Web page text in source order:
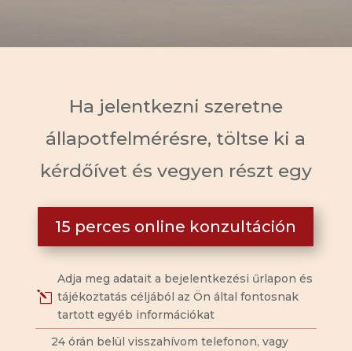
Ha jelentkezni szeretne
állapotfelmérésre, töltse ki a
kérdőívet és vegyen részt egy
15 perces online konzultáción
l
Adja meg adatait a bejelentkezési űrlapon és
tájékoztatás céljából az Ön által fontosnak
tartott egyéb információkat
24 órán belül visszahívom telefonon, vagy